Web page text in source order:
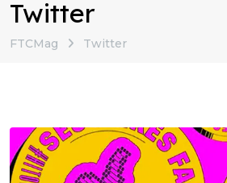
Twitter
FTCMag Twitter